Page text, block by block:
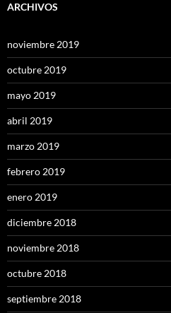
ARCHIVOS
noviembre 2019
octubre 2019
mayo 2019
abril 2019
marzo 2019
febrero 2019
enero 2019
diciembre 2018
noviembre 2018
octubre 2018
septiembre 2018